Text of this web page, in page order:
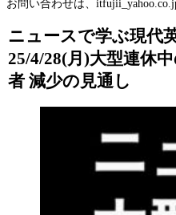
お問い合わせは、
ニュースで学ぶ現代
25/4/28(月)大型連休
者 減少の見通し